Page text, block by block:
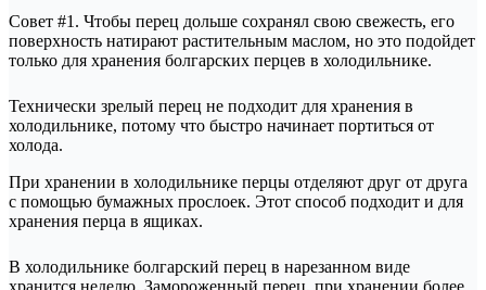
Совет #1. Чтобы перец дольше сохранял свою свежесть, его
поверхность натирают растительным маслом, но это подойдет
только для хранения болгарских перцев в холодильнике.
Технически зрелый перец не подходит для хранения в
холодильнике, потому что быстро начинает портиться от
холода.
При хранении в холодильнике перцы отделяют друг от друга
с помощью бумажных прослоек. Этот способ подходит и для
хранения перца в ящиках.
В холодильнике болгарский перец в нарезанном виде
хранится неделю. Замороженный перец, при хранении более